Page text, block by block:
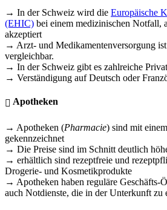
→ In der Schweiz wird die Europäische
(EHIC) bei einem medizinischen Notfall,
akzeptiert
→ Arzt- und Medikamentenversorgung
vergleichbar.
→ In der Schweiz gibt es zahlreiche
→ Verständigung auf Deutsch oder
Apotheken
→ Apotheken (Pharmacie) sind mit
gekennzeichnet
→ Die Preise sind im Schnitt deutlich
→ erhältlich sind rezeptfreie und
Drogerie- und Kosmetikprodukte
→ Apotheken haben reguläre Geschäfts-
auch Notdienste, die in der Unterkunft zu